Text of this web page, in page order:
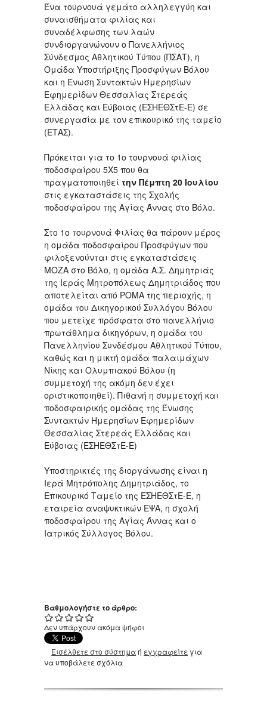
Ένα τουρνουά γεμάτο αλληλεγγύη και
συναισθήματα φιλίας και
συναδέλφωσης των λαών
συνδιοργανώνουν ο Πανελλήνιος
Σύνδεσμος Αθλητικού Τύπου (ΠΣΑΤ), η
Ομάδα Υποστήριξης Προσφύγων Βόλου
και η Ένωση Συντακτών Ημερησίων
Εφημερίδων Θεσσαλίας Στερεάς
Ελλάδας και Εύβοιας (ΕΣΗΕΘΣτΕ-Ε) σε
συνεργασία με τον επικουρικό της ταμείο
(ΕΤΑΣ).
Πρόκειται για το 1ο τουρνουά φιλίας
ποδοσφαίρου 5Χ5 που θα
πραγματοποιηθεί την Πέμπτη 20 Ιουλίου
στις εγκαταστάσεις της Σχολής
ποδοσφαίρου της Αγίας Άννας στο Βόλο.
Στο 1ο τουρνουά Φιλίας θα πάρουν μέρος
η ομάδα ποδοσφαίρου Προσφύγων που
φιλοξενούνται στις εγκαταστάσεις
ΜΟΖΑ στο Βόλο, η ομάδα Α.Σ. Δημητριάς
της Ιεράς Μητροπόλεως Δημητριάδος που
αποτελείται από ΡΟΜΑ της περιοχής, η
ομάδα του Δικηγορικού Συλλόγου Βόλου
που μετείχε πρόσφατα στο πανελλήνιο
πρωτάθλημα δικηγόρων, η ομάδα του
Πανελληνίου Συνδέσμου Αθλητικού Τύπου,
καθώς και η μικτή ομάδα παλαιμάχων
Νίκης και Ολυμπιακού Βόλου (η
συμμετοχή της ακόμη δεν έχει
οριστικοποιηθεί). Πιθανή η συμμετοχή και
ποδοσφαιρικής ομάδας της Ένωσης
Συντακτών Ημερησίων Εφημερίδων
Θεσσαλίας Στερεάς Ελλάδας και
Εύβοιας (ΕΣΗΕΘΣτΕ-Ε)
Υποστηρικτές της διοργάνωσης είναι η
Ιερά Μητρόπολης Δημητριάδος, το
Επικουρικό Ταμείο της ΕΣΗΕΘΣτΕ-Ε, η
εταιρεία αναψυκτικών ΕΨΑ, η σχολή
ποδοσφαίρου της Αγίας Άννας και ο
Ιατρικός Σύλλογος Βόλου.
Βαθμολογήστε το άρθρο:
Δεν υπάρχουν ακόμα ψήφοι
Εισέλθετε στο σύστημαή εγγραφείτε για
να υποβάλετε σχόλια